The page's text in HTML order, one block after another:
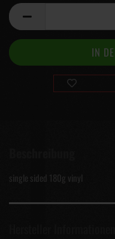
single sided 180g vinyl